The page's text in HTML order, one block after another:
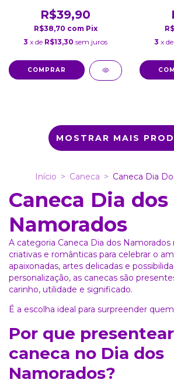
R$39,90
R$38,70 com Pix
3 x de R$13,30 sem juros
COMPRAR
3 x de
MOSTRAR MAIS
Início > Caneca > Caneca Dia
Caneca Dia dos
Namorados
A categoria Caneca Dia dos
criativas e românticas para celebrar o
apaixonadas, artes delicadas e
personalização, as canecas são
carinho, utilidade e significado.
É a escolha ideal para surpreender
Por que
caneca no Dia dos
Namorados?